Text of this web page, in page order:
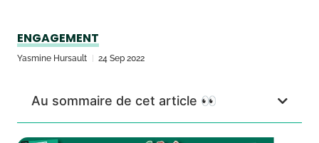
ENGAGEMENT
Yasmine Hursault 24 Sep 2022
Au sommaire de cet article 👀